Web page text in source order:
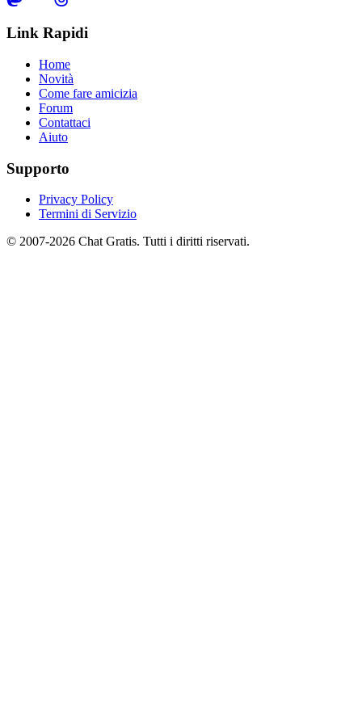
Link Rapidi
Home
Novità
Come fare amicizia
Forum
Contattaci
Aiuto
Supporto
Privacy Policy
Termini di Servizio
© 2007-2026 Chat Gratis. Tutti i diritti riservati.